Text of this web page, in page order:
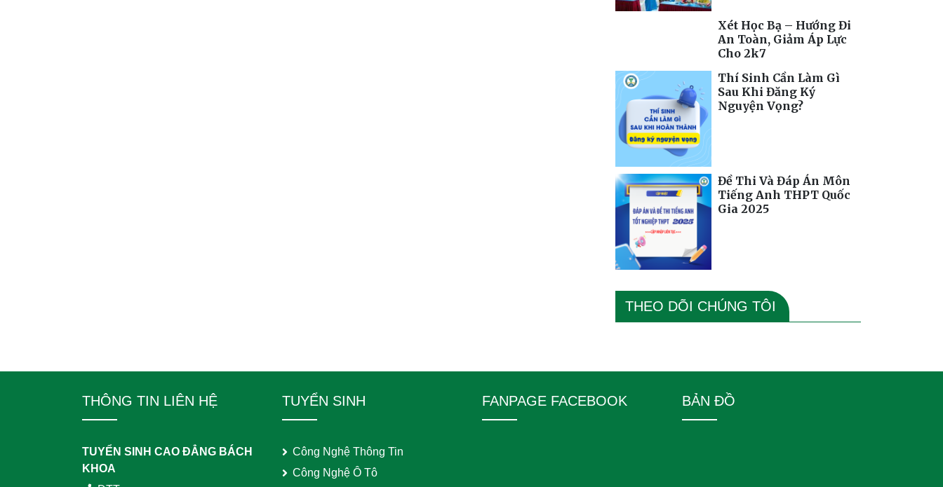
Xét Học Bạ – Hướng Đi
An Toàn, Giảm Áp Lực
Cho 2k7
Thí Sinh Cần Làm Gì
Sau Khi Đăng Ký
Nguyện Vọng?
Đề Thi Và Đáp Án Môn
Tiếng Anh THPT Quốc
Gia 2025
THEO DÕI CHÚNG TÔI
THÔNG TIN LIÊN HỆ
TUYỂN SINH CAO ĐẲNG BÁCH
KHOA
TUYỂN SINH
Công Nghệ Thông Tin
Công Nghệ Ô Tô
FANPAGE FACEBOOK BẢN ĐỒ